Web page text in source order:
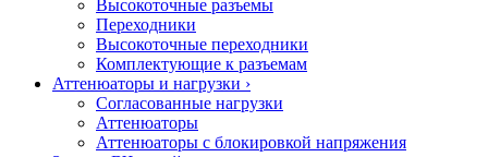
Высокоточные разъемы
Переходники
Высокоточные переходники
Комплектующие к разъемам
Аттенюаторы и нагрузки ›
Согласованные нагрузки
Аттенюаторы
Аттенюаторы с блокировкой напряжения